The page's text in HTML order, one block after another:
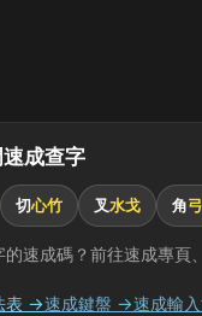
成查字
切心竹 叉水戈 角
速成碼？前往速成專頁
表 →速成鍵盤 →速成輸